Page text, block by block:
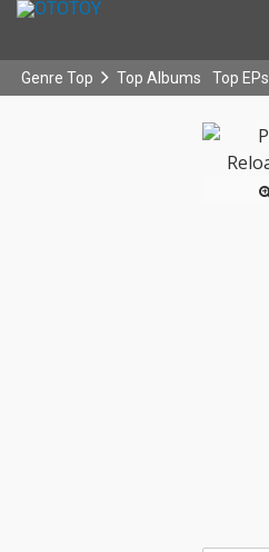
Genre Top Top Albums Top EPs